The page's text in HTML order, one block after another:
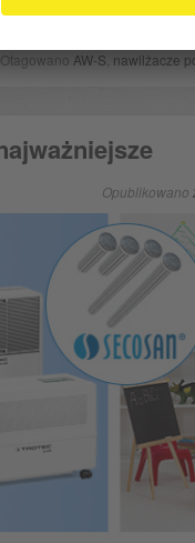
| Otagowano AW-S nawilżacze
Opublikowano